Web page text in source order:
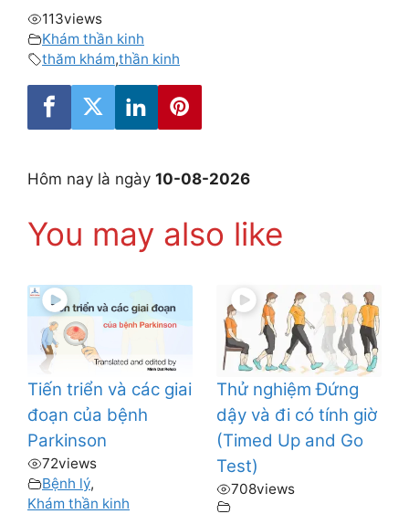
113views
Khám thần kinh
thăm khám,thần kinh
Hôm nay là ngày 10-08-2026
You may also like
Tiến triển và các giai
đoạn của bệnh
Parkinson
72views
Bệnh lý,
Khám thần kinh
Thử nghiệm Đứng
dậy và đi có tính giờ
(Timed Up and Go
Test)
708views